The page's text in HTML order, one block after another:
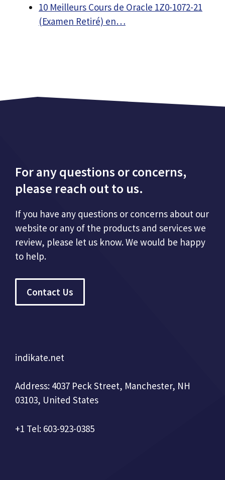
10 Meilleurs Cours de Oracle 1Z0-1072-21
(Examen Retiré) en…
For any questions or concerns,
please reach out to us.
If you have any questions or concerns about our
website or any of the products and services we
review, please let us know. We would be happy
to help.
Contact Us
indikate.net
Address: 4037 Peck Street, Manchester, NH
03103, United States
+1 Tel: 603-923-0385